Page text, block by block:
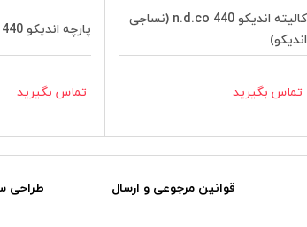
کالیته اندیکو n.d.co 440 (نساجی
اندیکو)
تماس بگیرید
پارچه اندیکو 440 کد 19
تماس بگیرید
قوانین مرجوعی و ارسال
طراحی